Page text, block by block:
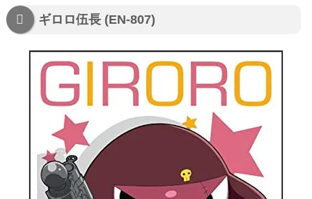
ギロロ伍長 (EN-807)